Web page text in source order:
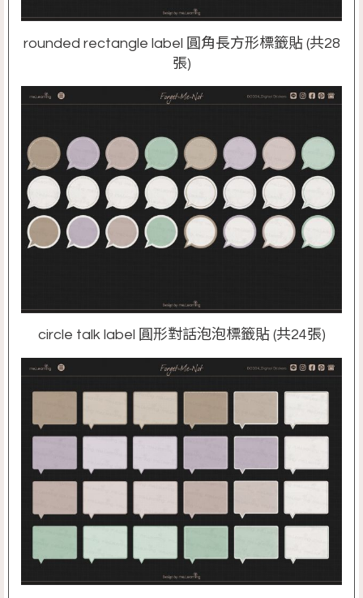
rounded rectangle label 圓角長方形標籤貼 (共28
張)
circle talk label 圓形對話泡泡標籤貼 (共24張)